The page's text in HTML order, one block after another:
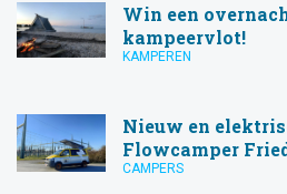
Win een
kampeervlot!
KAMPEREN
Nieuw en
Flowcamper
CAMPERS